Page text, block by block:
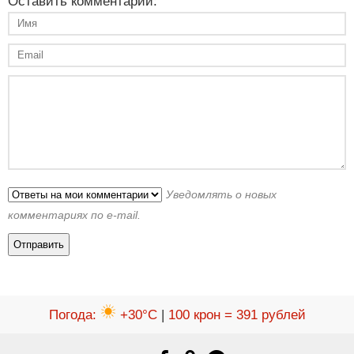
Уведомлять о новых
комментариях по e-mail.
Погода: +30°C| 100 крон = 391 рублей